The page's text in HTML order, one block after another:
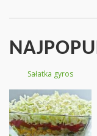
Sałatka gyros